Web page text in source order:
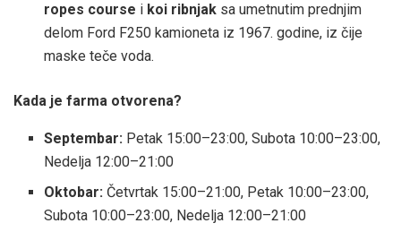
ropes course i koi ribnjak sa umetnutim prednjim
delom Ford F250 kamioneta iz 1967. godine, iz čije
maske teče voda.
Kada je farma otvorena?
Septembar: Petak 15:00–23:00, Subota 10:00–23:00,
Nedelja 12:00–21:00
Oktobar: Četvrtak 15:00–21:00, Petak 10:00–23:00,
Subota 10:00–23:00, Nedelja 12:00–21:00